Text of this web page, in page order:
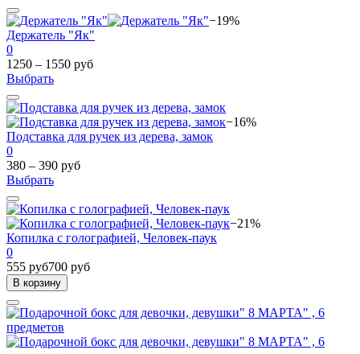
−19%
Держатель "Як"
0
1250 – 1550 руб
Выбрать
−16%
Подставка для ручек из дерева, замок
0
380 – 390 руб
Выбрать
−21%
Копилка с голографией, Человек-паук
0
555 руб700 руб
В корзину